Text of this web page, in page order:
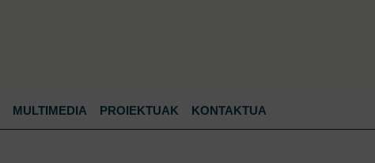
MULTIMEDIA PROIEKTUAK KONTAKTUA